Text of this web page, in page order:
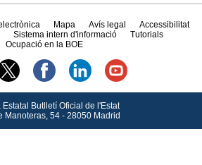
Mapa Avís legal
Accessibilitat
Sistema intern d'informació
Tutorials
Ocupació en la BOE
Estatal Butlletí Oficial de l'Estat
Manoteras, 54 - 28050 Madrid